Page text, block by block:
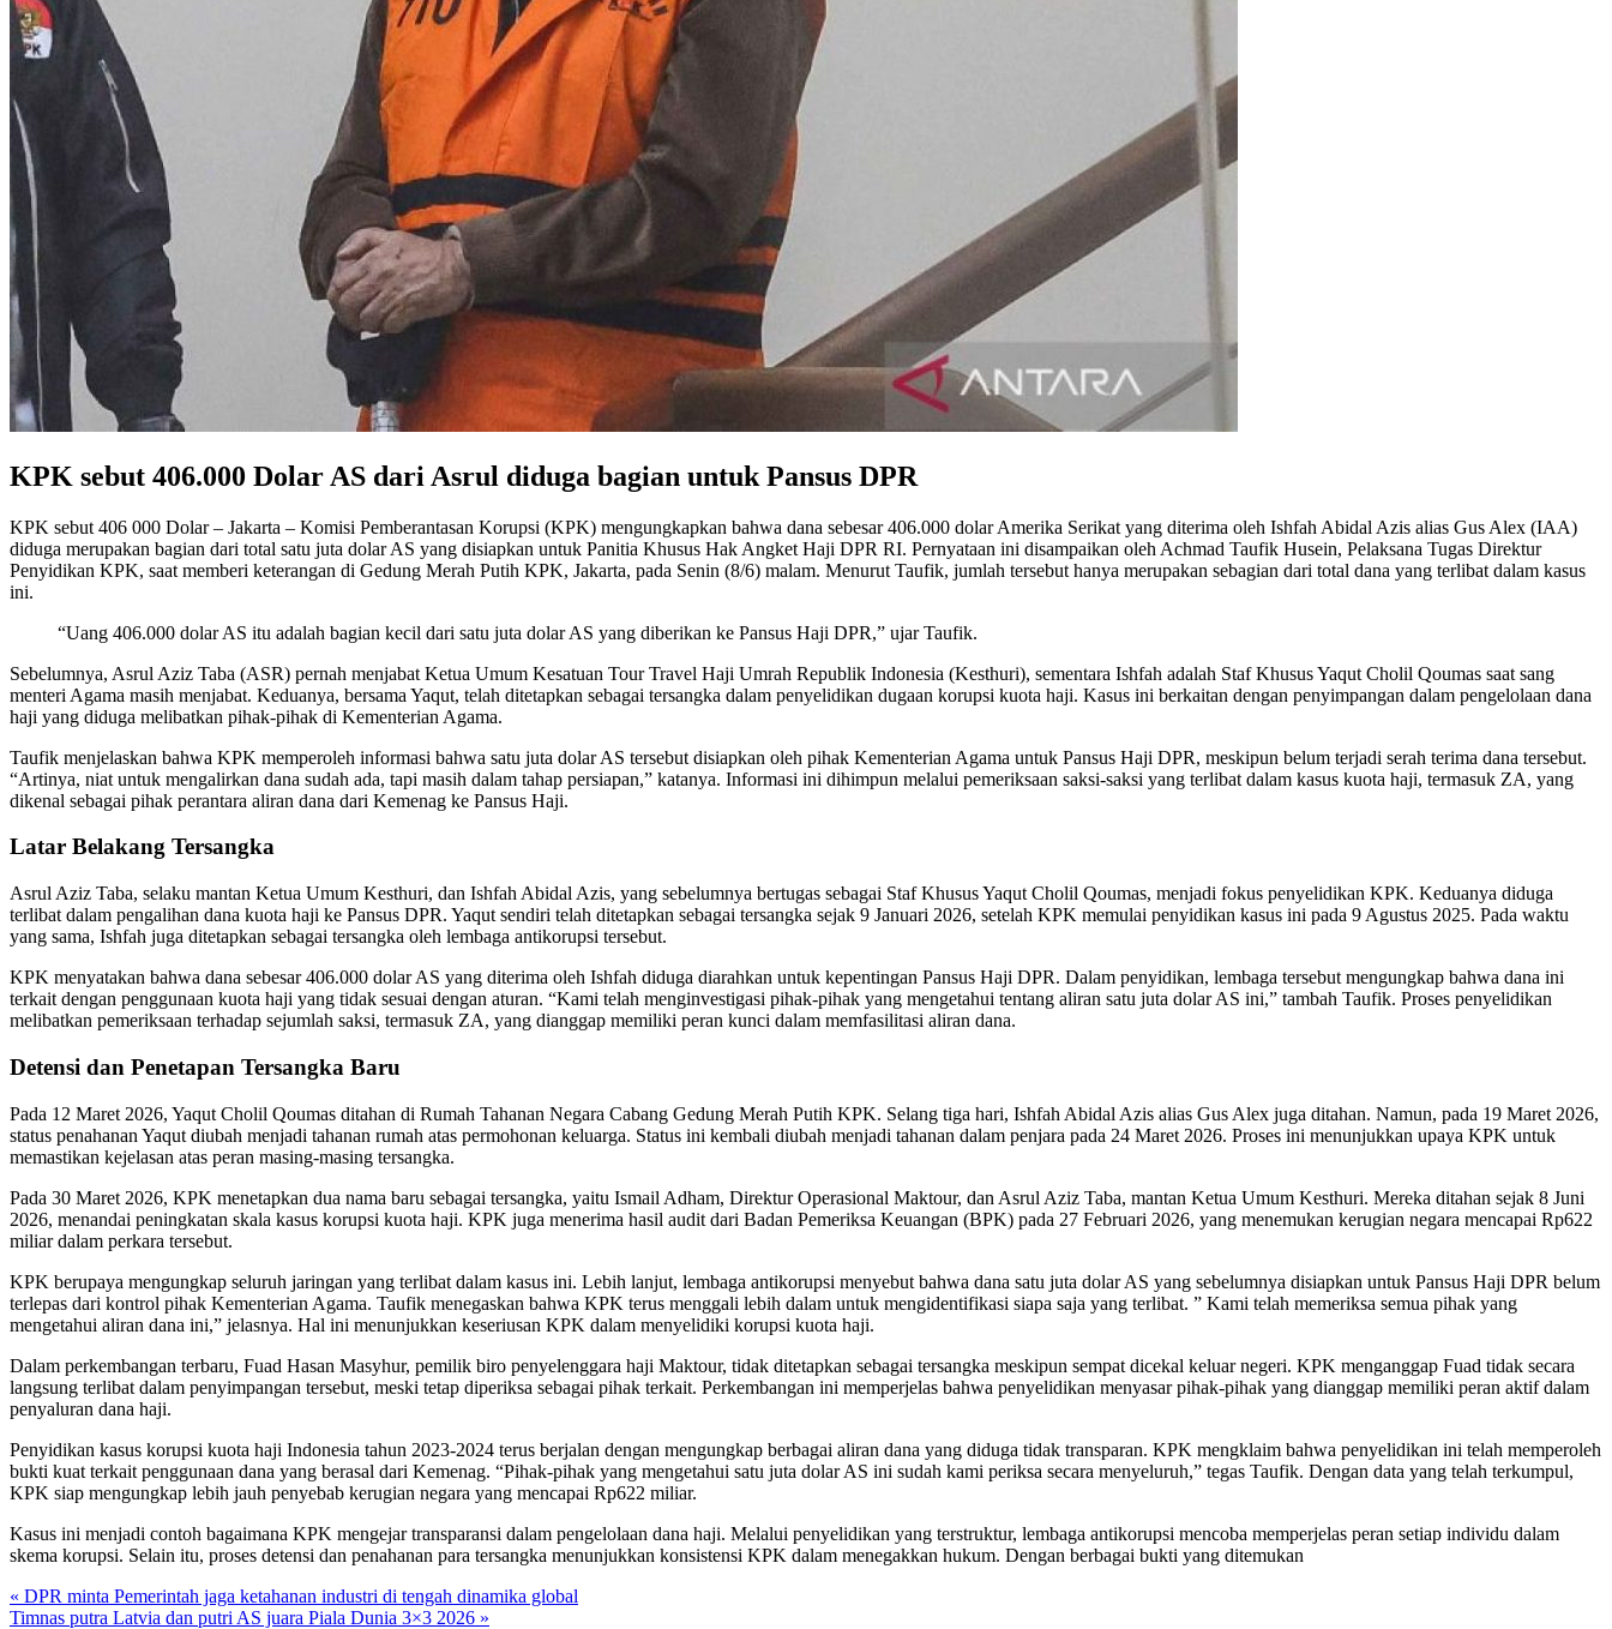
KPK sebut 406.000 Dolar AS dari Asrul diduga bagian untuk Pansus DPR
KPK sebut 406 000 Dolar – Jakarta – Komisi Pemberantasan Korupsi (KPK) mengungkapkan bahwa dana sebesar 406.000 dolar Amerika Serikat yang diterima oleh Ishfah Abidal Azis alias Gus Alex (IAA)
diduga merupakan bagian dari total satu juta dolar AS yang disiapkan untuk Panitia Khusus Hak Angket Haji DPR RI. Pernyataan ini disampaikan oleh Achmad Taufik Husein, Pelaksana Tugas Direktur
Penyidikan KPK, saat memberi keterangan di Gedung Merah Putih KPK, Jakarta, pada Senin (8/6) malam. Menurut Taufik, jumlah tersebut hanya merupakan sebagian dari total dana yang terlibat dalam kasus
ini.
“Uang 406.000 dolar AS itu adalah bagian kecil dari satu juta dolar AS yang diberikan ke Pansus Haji DPR,” ujar Taufik.
Sebelumnya, Asrul Aziz Taba (ASR) pernah menjabat Ketua Umum Kesatuan Tour Travel Haji Umrah Republik Indonesia (Kesthuri), sementara Ishfah adalah Staf Khusus Yaqut Cholil Qoumas saat sang
menteri Agama masih menjabat. Keduanya, bersama Yaqut, telah ditetapkan sebagai tersangka dalam penyelidikan dugaan korupsi kuota haji. Kasus ini berkaitan dengan penyimpangan dalam pengelolaan dana
haji yang diduga melibatkan pihak-pihak di Kementerian Agama.
Taufik menjelaskan bahwa KPK memperoleh informasi bahwa satu juta dolar AS tersebut disiapkan oleh pihak Kementerian Agama untuk Pansus Haji DPR, meskipun belum terjadi serah terima dana tersebut.
“Artinya, niat untuk mengalirkan dana sudah ada, tapi masih dalam tahap persiapan,” katanya. Informasi ini dihimpun melalui pemeriksaan saksi-saksi yang terlibat dalam kasus kuota haji, termasuk ZA, yang
dikenal sebagai pihak perantara aliran dana dari Kemenag ke Pansus Haji.
Latar Belakang Tersangka
Asrul Aziz Taba, selaku mantan Ketua Umum Kesthuri, dan Ishfah Abidal Azis, yang sebelumnya bertugas sebagai Staf Khusus Yaqut Cholil Qoumas, menjadi fokus penyelidikan KPK. Keduanya diduga
terlibat dalam pengalihan dana kuota haji ke Pansus DPR. Yaqut sendiri telah ditetapkan sebagai tersangka sejak 9 Januari 2026, setelah KPK memulai penyidikan kasus ini pada 9 Agustus 2025. Pada waktu
yang sama, Ishfah juga ditetapkan sebagai tersangka oleh lembaga antikorupsi tersebut.
KPK menyatakan bahwa dana sebesar 406.000 dolar AS yang diterima oleh Ishfah diduga diarahkan untuk kepentingan Pansus Haji DPR. Dalam penyidikan, lembaga tersebut mengungkap bahwa dana ini
terkait dengan penggunaan kuota haji yang tidak sesuai dengan aturan. “Kami telah menginvestigasi pihak-pihak yang mengetahui tentang aliran satu juta dolar AS ini,” tambah Taufik. Proses penyelidikan
melibatkan pemeriksaan terhadap sejumlah saksi, termasuk ZA, yang dianggap memiliki peran kunci dalam memfasilitasi aliran dana.
Detensi dan Penetapan Tersangka Baru
Pada 12 Maret 2026, Yaqut Cholil Qoumas ditahan di Rumah Tahanan Negara Cabang Gedung Merah Putih KPK. Selang tiga hari, Ishfah Abidal Azis alias Gus Alex juga ditahan. Namun, pada 19 Maret 2026,
status penahanan Yaqut diubah menjadi tahanan rumah atas permohonan keluarga. Status ini kembali diubah menjadi tahanan dalam penjara pada 24 Maret 2026. Proses ini menunjukkan upaya KPK untuk
memastikan kejelasan atas peran masing-masing tersangka.
Pada 30 Maret 2026, KPK menetapkan dua nama baru sebagai tersangka, yaitu Ismail Adham, Direktur Operasional Maktour, dan Asrul Aziz Taba, mantan Ketua Umum Kesthuri. Mereka ditahan sejak 8 Juni
2026, menandai peningkatan skala kasus korupsi kuota haji. KPK juga menerima hasil audit dari Badan Pemeriksa Keuangan (BPK) pada 27 Februari 2026, yang menemukan kerugian negara mencapai Rp622
miliar dalam perkara tersebut.
KPK berupaya mengungkap seluruh jaringan yang terlibat dalam kasus ini. Lebih lanjut, lembaga antikorupsi menyebut bahwa dana satu juta dolar AS yang sebelumnya disiapkan untuk Pansus Haji DPR belum
terlepas dari kontrol pihak Kementerian Agama. Taufik menegaskan bahwa KPK terus menggali lebih dalam untuk mengidentifikasi siapa saja yang terlibat. ” Kami telah memeriksa semua pihak yang
mengetahui aliran dana ini,” jelasnya. Hal ini menunjukkan keseriusan KPK dalam menyelidiki korupsi kuota haji.
Dalam perkembangan terbaru, Fuad Hasan Masyhur, pemilik biro penyelenggara haji Maktour, tidak ditetapkan sebagai tersangka meskipun sempat dicekal keluar negeri. KPK menganggap Fuad tidak secara
langsung terlibat dalam penyimpangan tersebut, meski tetap diperiksa sebagai pihak terkait. Perkembangan ini memperjelas bahwa penyelidikan menyasar pihak-pihak yang dianggap memiliki peran aktif dalam
penyaluran dana haji.
Penyidikan kasus korupsi kuota haji Indonesia tahun 2023-2024 terus berjalan dengan mengungkap berbagai aliran dana yang diduga tidak transparan. KPK mengklaim bahwa penyelidikan ini telah memperoleh
bukti kuat terkait penggunaan dana yang berasal dari Kemenag. “Pihak-pihak yang mengetahui satu juta dolar AS ini sudah kami periksa secara menyeluruh,” tegas Taufik. Dengan data yang telah terkumpul,
KPK siap mengungkap lebih jauh penyebab kerugian negara yang mencapai Rp622 miliar.
Kasus ini menjadi contoh bagaimana KPK mengejar transparansi dalam pengelolaan dana haji. Melalui penyelidikan yang terstruktur, lembaga antikorupsi mencoba memperjelas peran setiap individu dalam
skema korupsi. Selain itu, proses detensi dan penahanan para tersangka menunjukkan konsistensi KPK dalam menegakkan hukum. Dengan berbagai bukti yang ditemukan
« DPR minta Pemerintah jaga ketahanan industri di tengah dinamika global
Timnas putra Latvia dan putri AS juara Piala Dunia 3×3 2026 »